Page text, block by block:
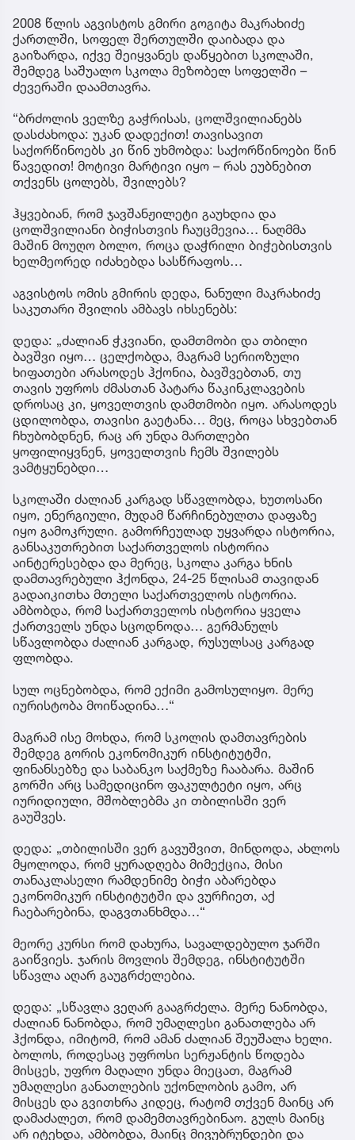
2008 წლის აგვისტოს გმირი გოგიტა მაკრახიძე
ქართლში, სოფელ შერთულში დაიბადა და
გაიზარდა, იქვე შეიყვანეს დაწყებით სკოლაში,
შემდეგ საშუალო სკოლა მეზობელ სოფელში –
ძევერაში დაამთავრა.
“ბრძოლის ველზე გაჭრისას, ცოლშვილიანებს
დასძახოდა: უკან დადექით! თავისავით
საქორწინოებს კი წინ უხმობდა: საქორწინოები წინ
წავედით! მოტივი მარტივი იყო – რას ეუბნებით
თქვენს ცოლებს, შვილებს?
ჰყვებიან, რომ ჯავშანჟილეტი გაუხდია და
ცოლშვილიანი ბიჭისთვის ჩაუცმევია… ნაღმმა
მაშინ მოუღო ბოლო, როცა დაჭრილი ბიჭებისთვის
ხელმეორედ იძახებდა სასწრაფოს…
აგვისტოს ომის გმირის დედა, ნანული მაკრახიძე
საკუთარი შვილის ამბავს იხსენებს:
დედა: „ძალიან ჭკვიანი, დამთმობი და თბილი
ბავშვი იყო… ცელქობდა, მაგრამ სერიოზული
ხიფათები არასოდეს ჰქონია, ბავშვებთან, თუ
თავის უფროს ძმასთან პატარა წაკინკლავების
დროსაც კი, ყოველთვის დამთმობი იყო. არასოდეს
ცდილობდა, თავისი გაეტანა… მეც, როცა სხვებთან
ჩხუბობდნენ, რაც არ უნდა მართლები
ყოფილიყვნენ, ყოველთვის ჩემს შვილებს
ვამტყუნებდი…
სკოლაში ძალიან კარგად სწავლობდა, ხუთოსანი
იყო, ენერგიული, მუდამ წარჩინებულთა დაფაზე
იყო გამოკრული. გამორჩეულად უყვარდა ისტორია,
განსაკუთრებით საქართველოს ისტორია
აინტერესებდა და მერეც, სკოლა კარგა ხნის
დამთავრებული ჰქონდა, 24-25 წლისამ თავიდან
გადაიკითხა მთელი საქართველოს ისტორია.
ამბობდა, რომ საქართველოს ისტორია ყველა
ქართველს უნდა სცოდნოდა… გერმანულს
სწავლობდა ძალიან კარგად, რუსულსაც კარგად
ფლობდა.
სულ ოცნებობდა, რომ ექიმი გამოსულიყო. მერე
იურისტობა მოიწადინა…“
მაგრამ ისე მოხდა, რომ სკოლის დამთავრების
შემდეგ გორის ეკონომიკურ ინსტიტუტში,
ფინანსებზე და საბანკო საქმეზე ჩააბარა. მაშინ
გორში არც სამედიცინო ფაკულტეტი იყო, არც
იურიდიული, მშობლებმა კი თბილისში ვერ
გაუშვეს.
დედა: „თბილისში ვერ გავუშვით, მინდოდა, ახლოს
მყოლოდა, რომ ყურადღება მიმექცია, მისი
თანაკლასელი რამდენიმე ბიჭი აბარებდა
ეკონომიკურ ინსტიტუტში და ვურჩიეთ, აქ
ჩაებარებინა, დაგვთანხმდა…“
მეორე კურსი რომ დახურა, სავალდებულო ჯარში
გაიწვიეს. ჯარის მოვლის შემდეგ, ინსტიტუტში
სწავლა აღარ გაუგრძელებია.
დედა: „სწავლა ვეღარ გააგრძელა. მერე ნანობდა,
ძალიან ნანობდა, რომ უმაღლესი განათლება არ
ჰქონდა, იმიტომ, რომ ამან ძალიან შეუშალა ხელი.
ბოლოს, როდესაც უფროსი სერჟანტის წოდება
მისცეს, უფრო მაღალი უნდა მიეცათ, მაგრამ
უმაღლესი განათლების უქონლობის გამო, არ
მისცეს და გვითხრა კიდეც, რატომ თქვენ მაინც არ
დამაძალეთ, რომ დამემთავრებინაო. გულს მაინც
არ იტეხდა, ამბობდა, მაინც მივუბრუნდები და